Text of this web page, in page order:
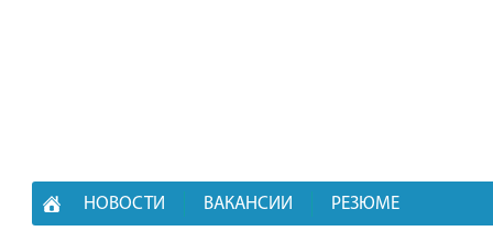
НОВОСТИ ВАКАНСИИ РЕЗЮМЕ